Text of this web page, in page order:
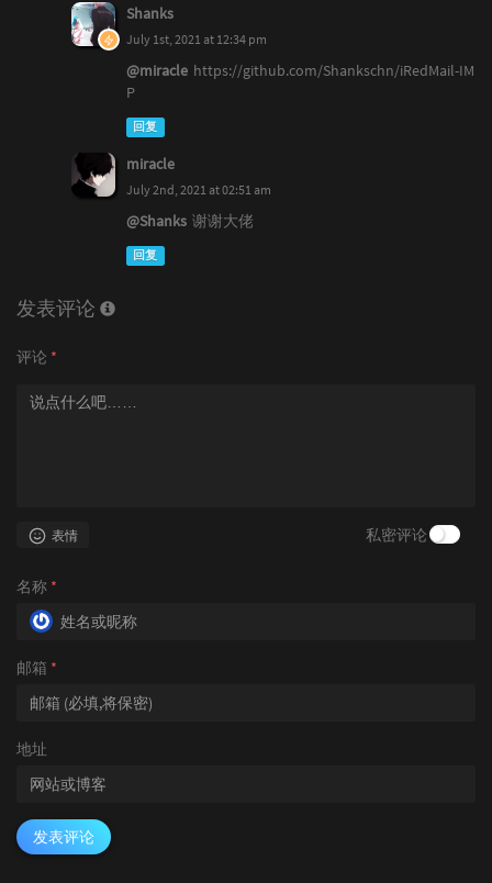
Shanks
July 1st, 2021 at 12:34 pm
@miracle https://github.com/Shankschn/iRedMail-IM
P
回复
miracle
July 2nd, 2021 at 02:51 am
@Shanks 谢谢大佬
回复
发表评论
评论 *
表情 私密评论
名称 *
邮箱 *
地址
发表评论